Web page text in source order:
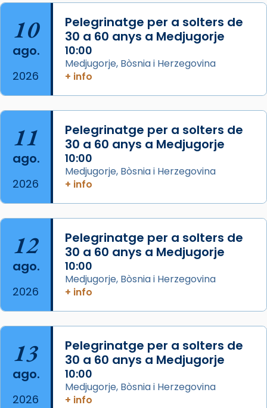
col·laboradors, a la Catedral de Barcelona.
L’arquebisbe de Barcelona, el cardenal Joan
Josep Omella, ha presidit la missa i l’ha
concelebrat el bisbe auxiliar de Barcelona,
Mons. David Abadías.
📸 Dr. G. Simón
Foto
View on Facebook · Share
Arquebisbat de Barcelona
2 weeks ago
Acompanyant la història de sant Cugat, a
partir de l’Edat Mitjana sorgeix la tradició
que les santes Juliana (“relatiu a Júlia”) i
Semproniana (“relatiu a Semprònia =
eterna”) són deixebles seves. I l’any 1667, el
... Ver más
View on Facebook · Share
10
ago.
2026
Pelegrinatge per a solters de
30 a 60 anys a Medjugorje
10:00
Medjugorje, Bòsnia i Herzegovina
+ info
11
ago.
2026
Pelegrinatge per a solters de
30 a 60 anys a Medjugorje
10:00
Medjugorje, Bòsnia i Herzegovina
+ info
12
ago.
2026
Pelegrinatge per a solters de
30 a 60 anys a Medjugorje
10:00
Medjugorje, Bòsnia i Herzegovina
+ info
13
ago.
2026
Pelegrinatge per a solters de
30 a 60 anys a Medjugorje
10:00
Medjugorje, Bòsnia i Herzegovina
+ info